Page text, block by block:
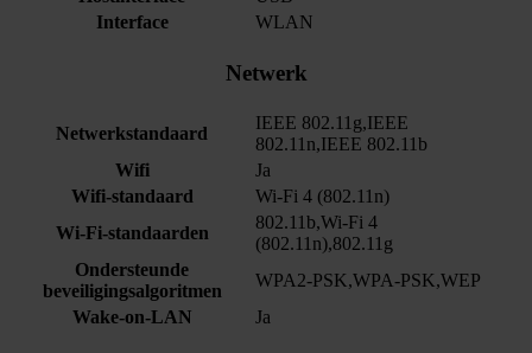
Interface
WLAN
Netwerk
Netwerkstandaard
IEEE 802.11g,IEEE
802.11n,IEEE 802.11b
Wifi
Ja
Wifi-standaard
Wi-Fi 4 (802.11n)
Wi-Fi-standaarden
802.11b,Wi-Fi 4
(802.11n),802.11g
Ondersteunde
beveiligingsalgoritmen
WPA2-PSK,WPA-PSK,WEP
Wake-on-LAN
Ja